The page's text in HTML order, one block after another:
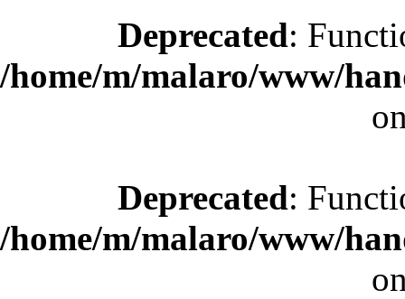
Deprecated:
/home/m/malaro/www/
Deprecated:
/home/m/malaro/www/